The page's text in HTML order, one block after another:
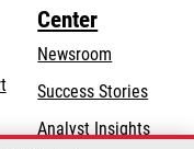
opens
a
Center
Newsroom
Success Stories
Analyst Insights